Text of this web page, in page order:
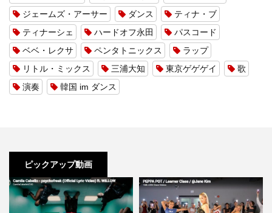
ジェームズ・アーサー
ダンス
ティナ・ブ
ティナーシェ
ハードオフ永田
パスコード
ベベ・レクサ
ペンタトニックス
ラップ
リトル・ミックス
三浦大知 東京ゲゲゲイ
歌
演奏
韓国 im ダンス
ピックアップ動画